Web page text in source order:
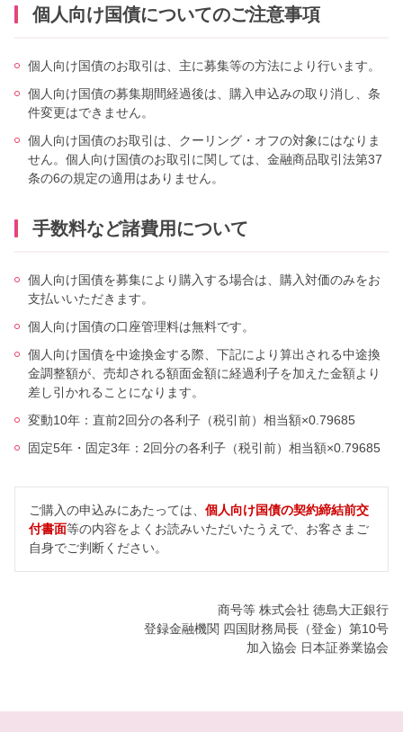
個人向け国債についてのご注意事項
個人向け国債のお取引は、主に募集等の方法により行います。
個人向け国債の募集期間経過後は、購入申込みの取り消し、条
件変更はできません。
個人向け国債のお取引は、クーリング・オフの対象にはなりま
せん。個人向け国債のお取引に関しては、金融商品取引法第37
条の6の規定の適用はありません。
手数料など諸費用について
個人向け国債を募集により購入する場合は、購入対価のみをお
支払いいただきます。
個人向け国債の口座管理料は無料です。
個人向け国債を中途換金する際、下記により算出される中途換
金調整額が、売却される額面金額に経過利子を加えた金額より
差し引かれることになります。
変動10年：直前2回分の各利子（税引前）相当額×0.79685
固定5年・固定3年：2回分の各利子（税引前）相当額×0.79685
ご購入の申込みにあたっては、 個人向け国債の契約締結前交
付書面等の内容をよくお読みいただいたうえで、お客さまご
自身でご判断ください。
商号等 株式会社 徳島大正銀行
登録金融機関 四国財務局長（登金）第10号
加入協会 日本証券業協会